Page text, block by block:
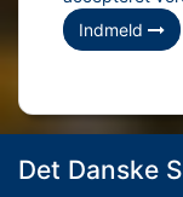
Indmeld
Det Danske